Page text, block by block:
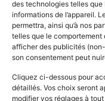
des technologies telles
informations de l’appareil.
permettra, ainsi qu’à nos
telles que le comportement
afficher des publicités
son consentement peut
Cliquez ci-dessous pour
détaillés. Vos choix seront
modifier vos réglages à
01 84 80 29 64
info@lexis-
1 Rue Edouard